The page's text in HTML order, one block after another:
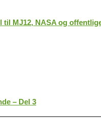
MJ12, NASA og
– Del 3